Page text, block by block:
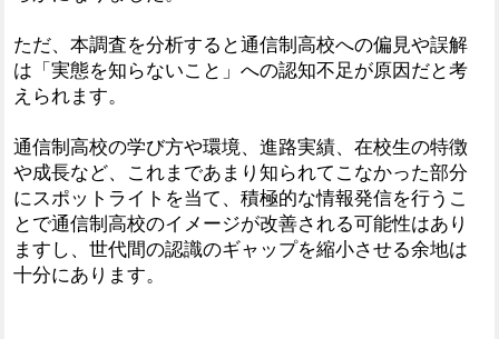
ただ、本調査を分析すると通信制高校への偏見や誤解
は「実態を知らないこと」への認知不足が原因だと考
えられます。
通信制高校の学び方や環境、進路実績、在校生の特徴
や成長など、これまであまり知られてこなかった部分
にスポットライトを当て、積極的な情報発信を行うこ
とで通信制高校のイメージが改善される可能性はあり
ますし、世代間の認識のギャップを縮小させる余地は
十分にあります。